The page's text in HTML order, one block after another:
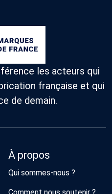
les acteurs qui
française et qui
de demain.
À propos
Qui sommes-nous ?